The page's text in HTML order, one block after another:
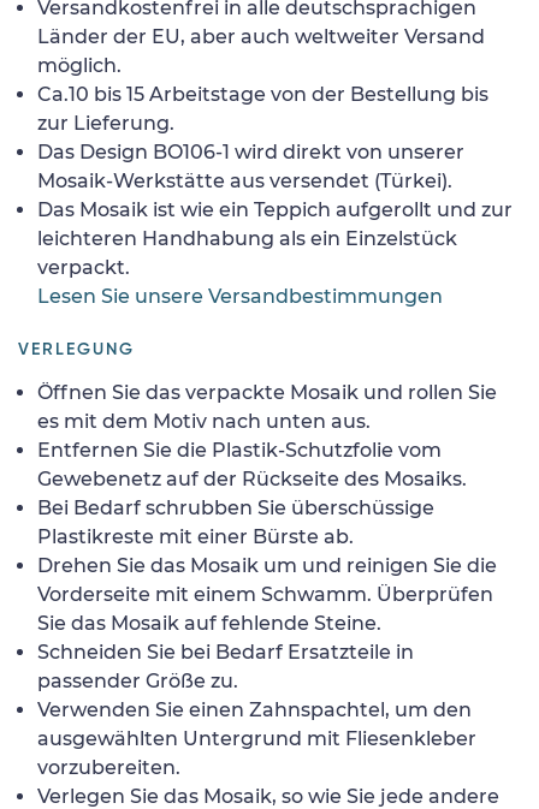
Versandkostenfrei in alle deutschsprachigen
Länder der EU, aber auch weltweiter Versand
möglich.
Ca.10 bis 15 Arbeitstage von der Bestellung bis
zur Lieferung.
Das Design BO106-1 wird direkt von unserer
Mosaik-Werkstätte aus versendet (Türkei).
Das Mosaik ist wie ein Teppich aufgerollt und zur
leichteren Handhabung als ein Einzelstück
verpackt.
Lesen Sie unsere Versandbestimmungen
VERLEGUNG
Öffnen Sie das verpackte Mosaik und rollen Sie
es mit dem Motiv nach unten aus.
Entfernen Sie die Plastik-Schutzfolie vom
Gewebenetz auf der Rückseite des Mosaiks.
Bei Bedarf schrubben Sie überschüssige
Plastikreste mit einer Bürste ab.
Drehen Sie das Mosaik um und reinigen Sie die
Vorderseite mit einem Schwamm. Überprüfen
Sie das Mosaik auf fehlende Steine.
Schneiden Sie bei Bedarf Ersatzteile in
passender Größe zu.
Verwenden Sie einen Zahnspachtel, um den
ausgewählten Untergrund mit Fliesenkleber
vorzubereiten.
Verlegen Sie das Mosaik, so wie Sie jede andere